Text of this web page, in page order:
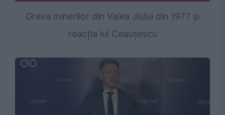
Greva minerilor din Valea Jiului din 1977 și
reacția lui Ceaușescu